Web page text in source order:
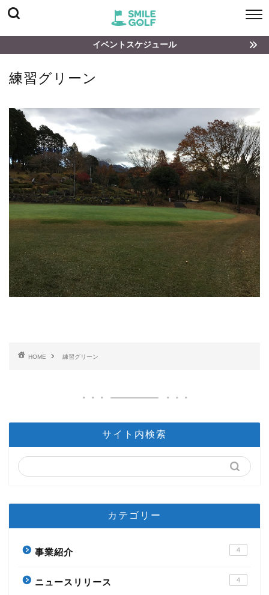
イベントスケジュール
練習グリーン
HOME 練習グリーン
サイト内検索
カテゴリー
事業紹介 4
ニュースリリース 4